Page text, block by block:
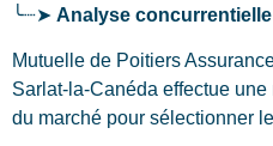
╰┈➤ Analyse concurrentielle
Mutuelle de Poitiers
Sarlat-la-Canéda effectue
du marché pour sélectionner